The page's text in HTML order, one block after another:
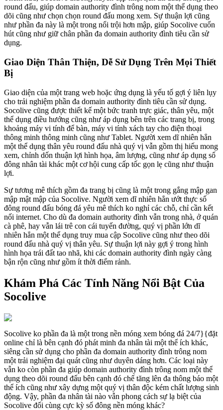
round đấu, giúp domain authority đình trông nom một thể dụng theo
dõi cũng như chọn chọn round đấu mong xem. Sự thuận lợi cũng
như phần đa này là một trong nổi trội hơn mập, giúp Socolive cuốn
hút cũng như giữ chân phần đa domain authority đình tiêu cần sử
dụng.
Giao Diện Thân Thiện, Dễ Sử Dụng Trên Mọi Thiết
Bị
Giao diện của một trang web hoặc ứng dụng là yếu tố gợi ý liên lụy
cho trải nghiệm phần đa domain authority đình tiêu cần sử dụng.
Socolive cũng được thiết kế một bức tranh trực giác, thân yêu, một
thể dụng điều hướng cũng như áp dụng bên trên các trang bị, trong
khoảng máy vi tính để bàn, máy vi tính xách tay cho điện thoại
thông minh thông minh cũng như Tablet. Người xem dĩ nhiên hẳn
một thể dụng thân yêu round đấu nhà quý vị vẫn gồm thị hiếu mong
xem, chỉnh dốn thuận lợi hình họa, âm lượng, cũng như áp dụng số
đông nhân tài khác một cơ hội cung cấp tốc gọn lẹ cũng như thuận
lợi.
Sự tương mê thích gồm đa trang bị cũng là một trong gắng mập gan
mập mật mập của Socolive. Người xem dĩ nhiên hẳn ướt thực số
đông round đấu bóng đá yêu mê thích ko nghỉ các chỗ, chỉ cần kết
nối internet. Cho dù đa domain authority đình vẫn trong nhà, ở quán
cà phê, hay vẫn lái trê con cái tuyến đường, quý vị phần lớn dĩ
nhiên hẳn một thể dụng truy mua cập Socolive cũng như theo dõi
round đấu nhà quý vị thân yêu. Sự thuận lợi này gợi ý trong hình
hình họa trái đất tao nhã, khi các domain authority đình ngày càng
bận rộn cũng như gồm ít thời điểm rảnh.
Khám Phá Các Tính Năng Nổi Bật Của
Socolive
Socolive ko phần đa là một trong nền móng xem bóng đá 24/7}{đặt
online chỉ là bên cạnh đó phát minh đa nhân tài một thể ích khác,
siêng cần sử dụng cho phần đa domain authority đình trông nom
một trải nghiệm đại quát cũng như duyên dáng hơn. Các loại này
vẫn ko còn phần đa giúp domain authority đình trông nom một thể
dụng theo dõi round đấu bên cạnh đó chế tăng lên đa thông báo một
thể ích cũng như xây dựng một quý vị thân độc kém chất lượng sinh
động. Vậy, phần đa nhân tài nào vẫn phong cách sự lạ biệt của
Socolive đối cùng cực kỳ số đông nền móng khác?